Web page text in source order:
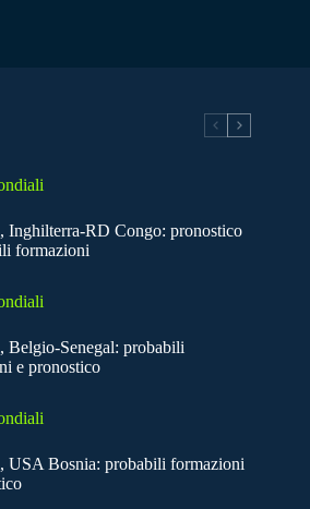
Inghilterra-RD Congo: pronostico
formazioni
Belgio-Senegal: probabili
e pronostico
USA Bosnia: probabili formazioni